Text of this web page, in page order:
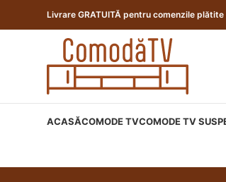
Livrare GRATUITĂ pentru comenzile
ACASĂCOMODE TVCOMODE TV